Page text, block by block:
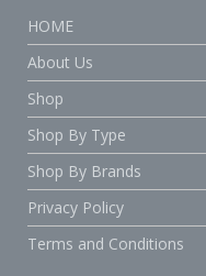
HOME
About Us
Shop
Shop By Type
Shop By Brands
Privacy Policy
Terms and Conditions